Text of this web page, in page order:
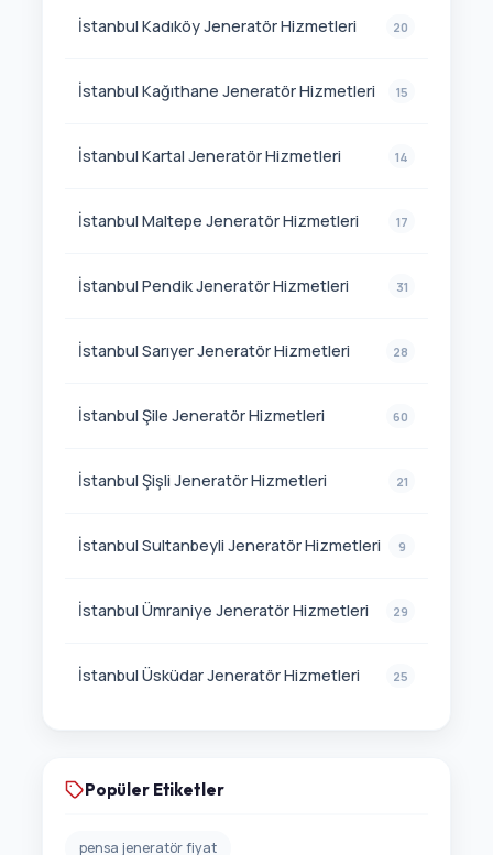
İstanbul Kadıköy Jeneratör Hizmetleri 20
İstanbul Kağıthane Jeneratör Hizmetleri 15
İstanbul Kartal Jeneratör Hizmetleri 14
İstanbul Maltepe Jeneratör Hizmetleri 17
İstanbul Pendik Jeneratör Hizmetleri 31
İstanbul Sarıyer Jeneratör Hizmetleri 28
İstanbul Şile Jeneratör Hizmetleri 60
İstanbul Şişli Jeneratör Hizmetleri 21
İstanbul Sultanbeyli Jeneratör Hizmetleri 9
İstanbul Ümraniye Jeneratör Hizmetleri 29
İstanbul Üsküdar Jeneratör Hizmetleri 25
Popüler Etiketler
pensa jeneratör fiyat